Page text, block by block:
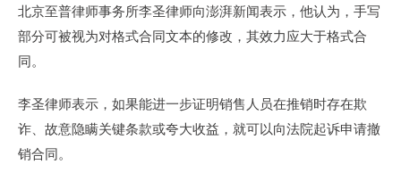
北京至普律师事务所李圣律师向澎湃新闻表示，他认为，手写
部分可被视为对格式合同文本的修改，其效力应大于格式合
同。
李圣律师表示，如果能进一步证明销售人员在推销时存在欺
诈、故意隐瞒关键条款或夸大收益，就可以向法院起诉申请撤
销合同。